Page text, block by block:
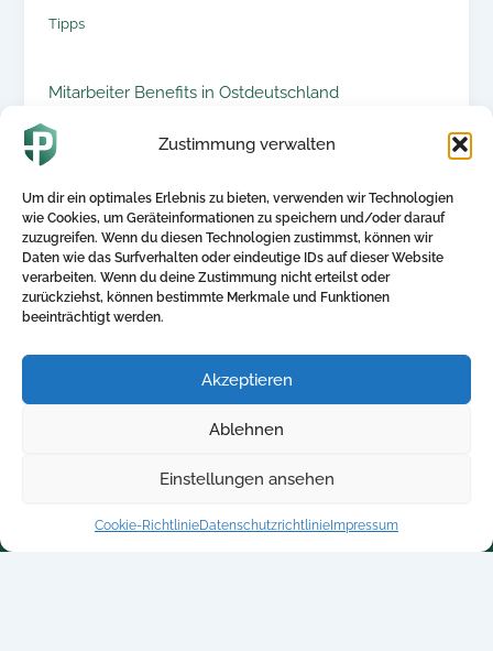
Zustimmung verwalten
Um dir ein optimales Erlebnis zu bieten, verwenden wir Technologien
wie Cookies, um Geräteinformationen zu speichern und/oder darauf
zuzugreifen. Wenn du diesen Technologien zustimmst, können wir
Daten wie das Surfverhalten oder eindeutige IDs auf dieser Website
verarbeiten. Wenn du deine Zustimmung nicht erteilst oder
zurückziehst, können bestimmte Merkmale und Funktionen
beeinträchtigt werden.
Akzeptieren
Ablehnen
Einstellungen ansehen
Cookie-RichtlinieDatenschutzrichtlinie Impressum
Tipps
Mitarbeiter Benefits in Ostdeutschland
14. Juli 2025
Unternehmen Fachkräfte sichern, motivieren und
langfristig binden 🧭 Einleitung Die
Fachkräftegewinnung und -bindung in […]
Kontakt
Kontakt
info@betriebliche-